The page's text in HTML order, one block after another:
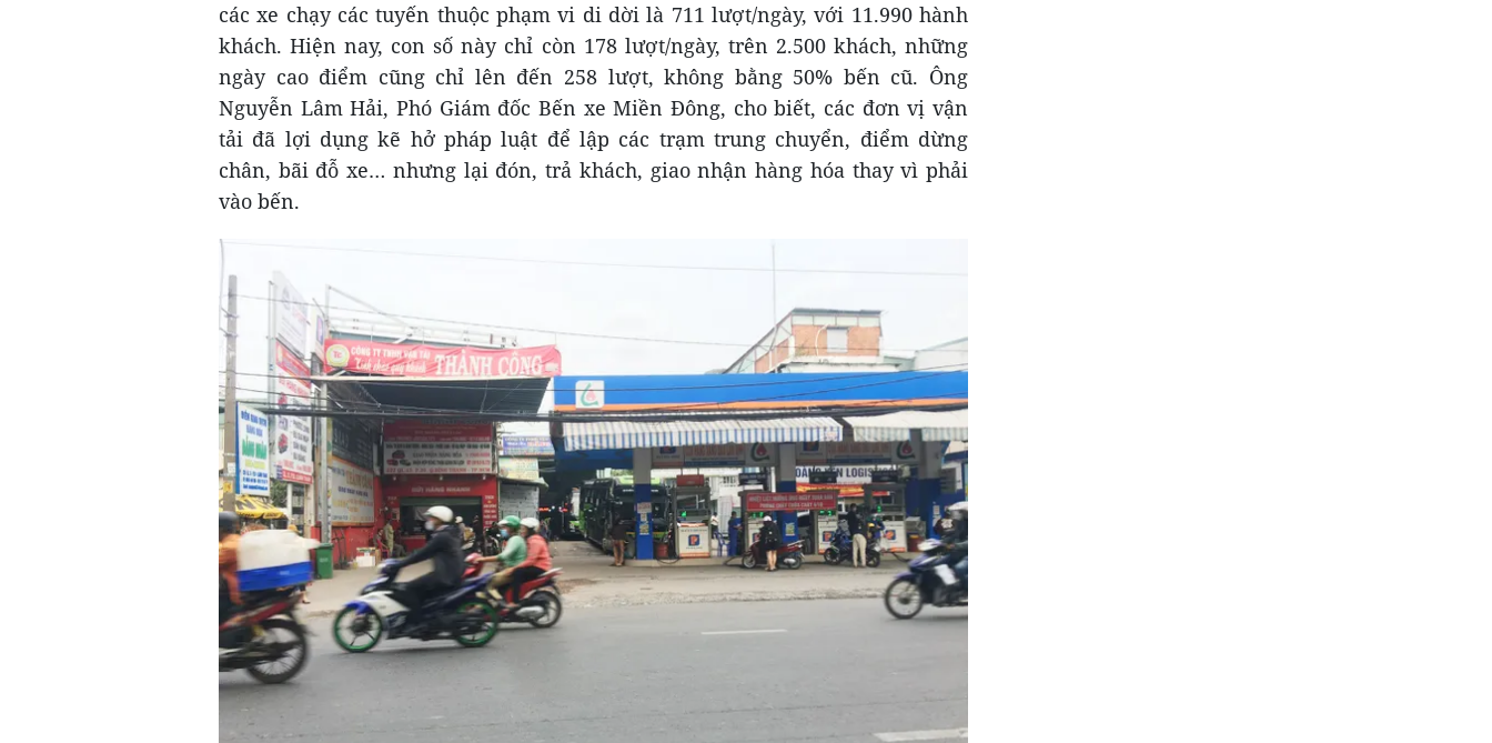
các xe chạy các tuyến thuộc phạm vi di dời là 711 lượt/ngày, với 11.990 hành
khách. Hiện nay, con số này chỉ còn 178 lượt/ngày, trên 2.500 khách, những
ngày cao điểm cũng chỉ lên đến 258 lượt, không bằng 50% bến cũ. Ông
Nguyễn Lâm Hải, Phó Giám đốc Bến xe Miền Đông, cho biết, các đơn vị vận
tải đã lợi dụng kẽ hở pháp luật để lập các trạm trung chuyển, điểm dừng
chân, bãi đỗ xe… nhưng lại đón, trả khách, giao nhận hàng hóa thay vì phải
vào bến.